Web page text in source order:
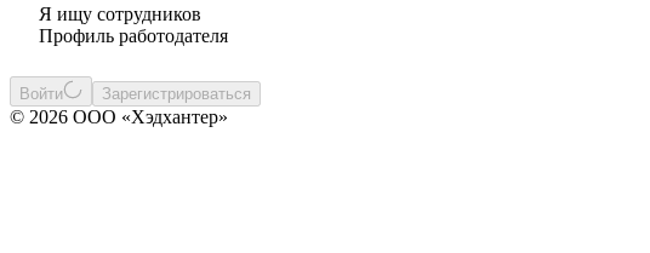
Я ищу сотрудников
Профиль работодателя
Войти Зарегистрироваться
© 2026 ООО «Хэдхантер»